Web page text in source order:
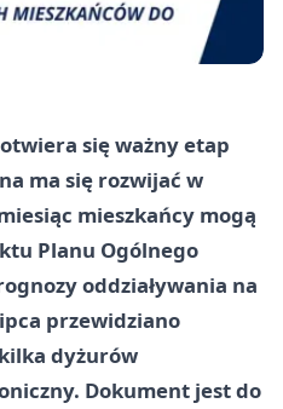
otwiera się ważny etap
ma się rozwijać w
mieszkańcy mogą
Planu Ogólnego
oddziaływania na
przewidziano
dyżurów
Dokument jest do